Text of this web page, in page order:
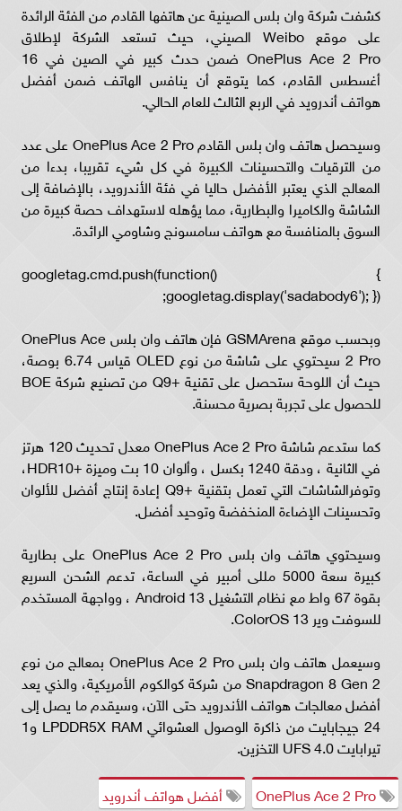
كشفت شركة وان بلس الصينية عن هاتفها القادم من الفئة الرائدة
على موقع Weibo الصيني، حيث تستعد الشركة لإطلاق
OnePlus Ace 2 Pro ضمن حدث كبير في الصين في 16
أغسطس القادم، كما يتوقع أن ينافس الهاتف ضمن أفضل
هواتف أندرويد في الربع الثالث للعام الحالي.
وسيحصل هاتف وان بلس القادم OnePlus Ace 2 Pro على عدد
من الترقيات والتحسينات الكبيرة في كل شيء تقريبا، بدءا من
المعالج الذي يعتبر الأفضل حاليا في فئة الأندرويد، بالإضافة إلى
الشاشة والكاميرا والبطارية، مما يؤهله لاستهداف حصة كبيرة من
السوق بالمنافسة مع هواتف سامسونج وشاومي الرائدة.
googletag.cmd.push(function() {
googletag.display('sadabody6'); });
وبحسب موقع GSMArena فإن هاتف وان بلس OnePlus Ace
2 Pro سيحتوي على شاشة من نوع OLED قياس 6.74 بوصة،
حيث أن اللوحة ستحصل على تقنية +Q9 من تصنيع شركة BOE
للحصول على تجربة بصرية محسنة.
كما ستدعم شاشة OnePlus Ace 2 Pro معدل تحديث 120 هرتز
في الثانية ، ودقة 1240 بكسل ، وألوان 10 بت وميزة +HDR10،
وتوفرالشاشات التي تعمل بتقنية +Q9 إعادة إنتاج أفضل للألوان
وتحسينات الإضاءة المنخفضة وتوحيد أفضل.
وسيحتوي هاتف وان بلس OnePlus Ace 2 Pro على بطارية
كبيرة سعة 5000 مللى أمبير في الساعة، تدعم الشحن السريع
بقوة 67 واط مع نظام التشغيل Android 13 ، وواجهة المستخدم
للسوفت وير ColorOS 13.
وسيعمل هاتف وان بلس OnePlus Ace 2 Pro بمعالج من نوع
Snapdragon 8 Gen 2 من شركة كوالكوم الأمريكية، والذي يعد
أفضل معالجات هواتف الأندرويد حتى الآن، وسيقدم ما يصل إلى
24 جيجابايت من ذاكرة الوصول العشوائي LPDDR5X RAM و1
تيرابايت UFS 4.0 التخزين.
أفضل هواتف أندرويد